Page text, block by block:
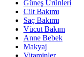
Güneş Ürünleri
Cilt Bakımı
Saç Bakımı
Vücut Bakım
Anne Bebek
Makyaj
Vitaminler